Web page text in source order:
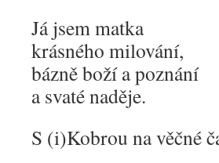
Já jsem matka
krásného milování,
bázně boží a poznání
a svaté naděje.
S (i)Kobrou na věčné